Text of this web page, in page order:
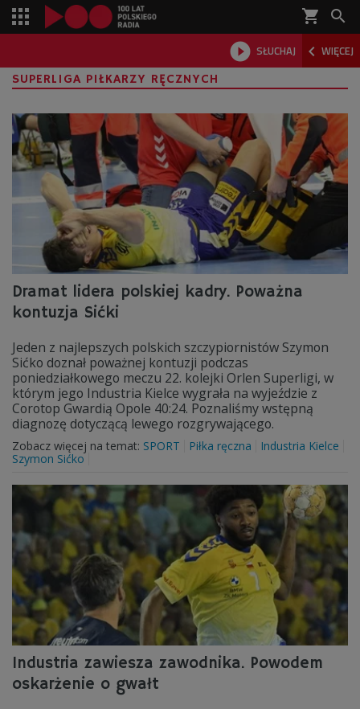
shopping_cart 
 SŁUCHAJ  WIĘCEJ

SUPERLIGA PIŁKARZY RĘCZNYCH
Dramat lidera polskiej kadry. Poważna
kontuzja Sićki
Jeden z najlepszych polskich szczypiornistów Szymon
Sićko doznał poważnej kontuzji podczas
poniedziałkowego meczu 22. kolejki Orlen Superligi, w
którym jego Industria Kielce wygrała na wyjeździe z
Corotop Gwardią Opole 40:24. Poznaliśmy wstępną
diagnozę dotyczącą lewego rozgrywającego.
Zobacz więcej na temat: SPORT Piłka ręczna
Industria Kielce
Szymon Sićko
Industria zawiesza zawodnika. Powodem
oskarżenie o gwałt